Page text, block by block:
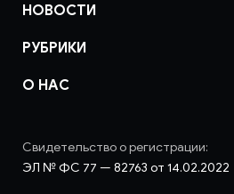
НОВОСТИ
РУБРИКИ
О НАС
Свидетельство о регистрации:
ЭЛ № ФС 77 — 82763 от 14.02.2022